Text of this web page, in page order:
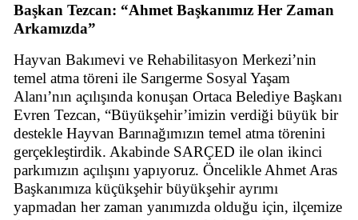
Başkan Tezcan: “Ahmet Başkanımız Her Zaman
Arkamızda”
Hayvan Bakımevi ve Rehabilitasyon Merkezi’nin
temel atma töreni ile Sarıgerme Sosyal Yaşam
Alanı’nın açılışında konuşan Ortaca Belediye Başkanı
Evren Tezcan, “Büyükşehir’imizin verdiği büyük bir
destekle Hayvan Barınağımızın temel atma törenini
gerçekleştirdik. Akabinde SARÇED ile olan ikinci
parkımızın açılışını yapıyoruz. Öncelikle Ahmet Aras
Başkanımıza küçükşehir büyükşehir ayrımı
yapmadan her zaman yanımızda olduğu için, ilçemize